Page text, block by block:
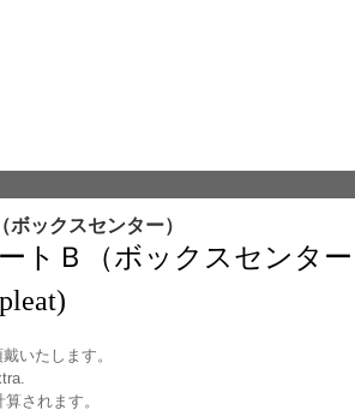
ックスセンター）
トＢ（ボックスセンター
いたします。
されます。